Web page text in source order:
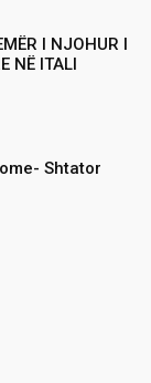
I NJOHUR I
NË ITALI
Shtator